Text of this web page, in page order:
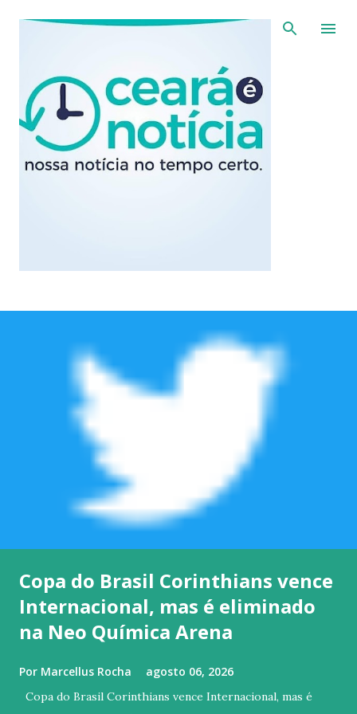
Pular para o conteúdo principal
Copa do Brasil Corinthians vence
Internacional, mas é eliminado
na Neo Química Arena
Por Marcellus Rocha agosto 06, 2026
Copa do Brasil Corinthians vence Internacional, mas é